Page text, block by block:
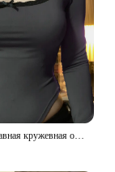
IAMSURE Главная кружевная обивка комбинезон Женские комбинезоны Женские комбинезоны Осень - зима 2024